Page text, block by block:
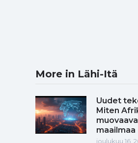
More in Lähi-Itä
Uudet
Miten
maailmaa
joulukuu 16,